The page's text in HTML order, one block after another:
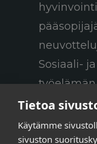
Sosiaali-
Tietoa
Käytämme
sivuston